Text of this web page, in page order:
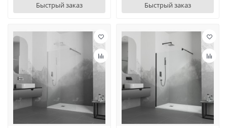
Быстрый заказ Быстрый заказ